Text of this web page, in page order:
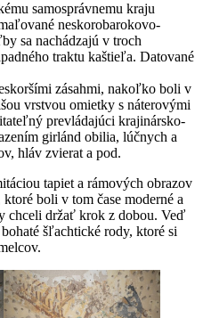
samosprávnemu kraju
neskorobarokovo-
sa nachádzajú v troch
traktu kaštieľa. Datované
zásahmi, nakoľko boli v
vrstvou omietky s náterovými
prevládajúci krajinársko-
girlánd obilia, lúčnych a
hláv zvierat a pod.
tapiet a rámových obrazov
boli v tom čase moderné a
chceli držať krok z dobou. Veď
šľachtické rody, ktoré si